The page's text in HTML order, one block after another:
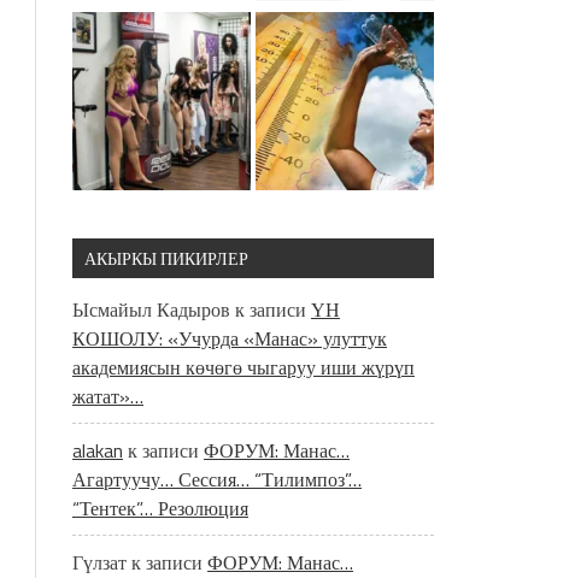
АКЫРКЫ ПИКИРЛЕР
Ысмайыл Кадыров к записи ҮН
КОШОЛУ: «Учурда «Манас» улуттук
академиясын көчөгө чыгаруу иши жүрүп
жатат»…
alakan к записи ФОРУМ: Манас…
Агартуучу… Сессия… “Тилимпоз”…
“Тентек”… Резолюция
Гүлзатк записи ФОРУМ: Манас…